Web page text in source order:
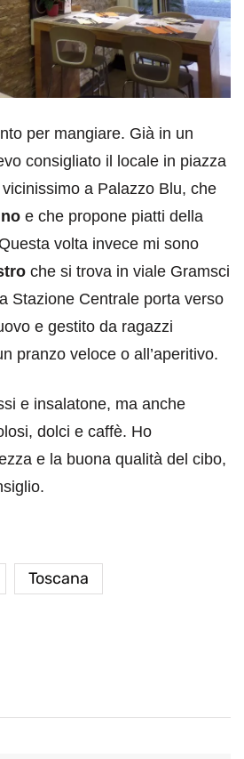
per mangiare. Già in un
consigliato il locale in piazza
a Palazzo Blu, che
e che propone piatti della
volta invece mi sono
che si trova in viale Gramsci
Stazione Centrale porta verso
e gestito da ragazzi
pranzo veloce o all’aperitivo.
e insalatone, ma anche
dolci e caffè. Ho
e la buona qualità del cibo,
Toscana